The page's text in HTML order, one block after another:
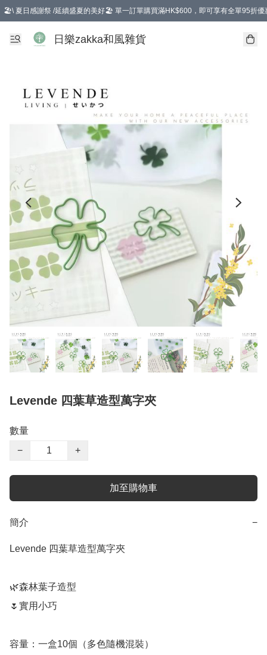
🏖️\ 夏日感謝祭 /延續盛夏的美好🏖️ 單一訂單購買滿HK$600，即可享有全單95折優
選擇GoGoX住宅/工商地址配送，單一訂單消費購物滿HK$680(折扣後），可享有
日樂zakka和風雜貨
Levende 四葉草造型萬字夾
數量
−
+
加至購物車
簡介 −
Levende 四葉草造型萬字夾
🌿森林葉子造型
🌷實用小巧
容量：一盒10個（多色隨機混裝）